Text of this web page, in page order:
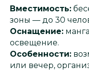
Вместимость:
зоны — до 30
Оснащение:
освещение.
Особенности:
или вечер,